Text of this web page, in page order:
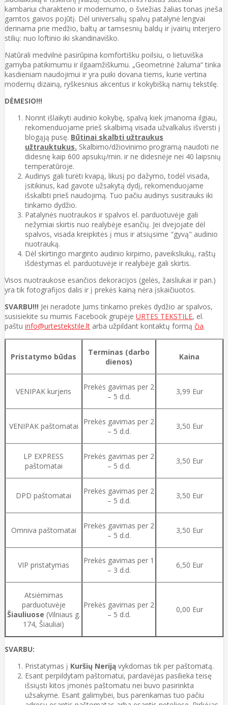
kambariui charakterio ir modernumo, o šviežias žalias tonas įneša
gamtos gaivos pojūtį. Dėl universalių spalvų patalynė lengvai
derinama prie medžio, baltų ar tamsesnių baldų ir įvairių interjero
stilių: nuo loftinio iki skandinaviško.
Natūrali medvilnė pasirūpina komfortišku poilsiu, o lietuviška
gamyba patikimumu ir ilgaamžiškumu. „Geometrinė žaluma“ tinka
kasdieniam naudojimui ir yra puiki dovana tiems, kurie vertina
modernų dizainą, ryškesnius akcentus ir kokybišką namų tekstilę.
DĖMESIO!!!
Norint išlaikyti audinio kokybę, spalvą kiek įmanoma ilgiau,
rekomenduojame prieš skalbimą visada užvalkalus išversti į
blogąją pusę. Būtinai skalbti užtraukus
užtrauktukus. Skalbimo/džiovinimo programą naudoti ne
didesnę kaip 600 apsukų/min. ir ne didesnėje nei 40 laipsnių
temperatūroje.
Audinys gali turėti kvapą, likusį po dažymo, todėl visada,
įsitikinus, kad gavote užsakytą dydį, rekomenduojame
išskalbti prieš naudojimą. Tuo pačiu audinys susitrauks iki
tinkamo dydžio.
Patalynės nuotraukos ir spalvos el. parduotuvėje gali
nežymiai skirtis nuo realybėje esančių. Jei dvejojate dėl
spalvos, visada kreipkitės į mus ir atsiųsime "gyvą" audinio
nuotrauką.
Dėl skirtingo marginto audinio kirpimo, paveiksliukų, raštų
išdėstymas el. parduotuvėje ir realybėje gali skirtis.
Visos nuotraukose esančios dekoracijos (gėlės, žaisliukai ir pan.)
yra tik fotografijos dalis ir į prekės kainą nėra įskaičiuotos.
SVARBU!!! Jei neradote Jums tinkamo prekės dydžio ar spalvos,
susisiekite su mumis Facebook grupėje URTES TEKSTILE, el.
paštu info@urtestekstile.lt arba užpildant kontaktų formą čia.
Pristatymo būdas
Terminas (darbo
dienos)
Kaina
VENIPAK kurjeris
Prekės gavimas per 2
– 5 d.d.
3,99 Eur
VENIPAK paštomatai
Prekės gavimas per 2
– 5 d.d.
3,50 Eur
LP EXPRESS
paštomatai
Prekės gavimas per 2
– 5 d.d.
3,50 Eur
DPD paštomatai
Prekės gavimas per 2
– 5 d.d.
3,50 Eur
Omniva paštomatai
Prekės gavimas per 2
– 5 d.d.
3,50 Eur
VIP pristatymas
Prekės gavimas per 1
– 3 d.d.
6,50 Eur
Atsiėmimas
parduotuvėje
Šiauliuose (Vilniaus g.
174, Šiauliai)
Prekės gavimas per 2
– 5 d.d.
0,00 Eur
SVARBU:
Pristatymas į Kuršių Neriją vykdomas tik per paštomatą.
Esant perpildytam paštomatui, pardavėjas pasilieka teisę
išsiųsti kitos įmonės paštomatu nei buvo pasirinkta
užsakyme. Esant galimybei, bus parenkamas tuo pačiu